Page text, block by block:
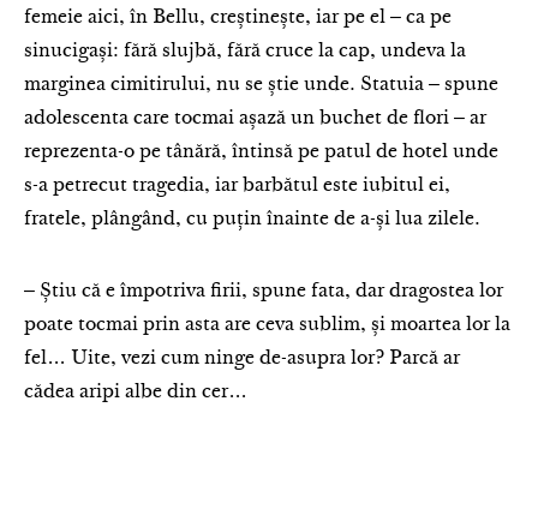
femeie aici, în Bellu, creștinește, iar pe el ‒ ca pe
sinucigași: fără slujbă, fără cruce la cap, undeva la
marginea cimitirului, nu se știe unde. Statuia ‒ spune
adolescenta care tocmai așază un buchet de flori ‒ ar
reprezenta-o pe tânără, întinsă pe patul de hotel unde
s-a petrecut tragedia, iar barbătul este iubitul ei,
fratele, plângând, cu puțin înainte de a-și lua zilele.
‒ Știu că e împotriva firii, spune fata, dar dragostea lor
poate tocmai prin asta are ceva sublim, și moartea lor la
fel… Uite, vezi cum ninge de-asupra lor? Parcă ar
cădea aripi albe din cer…